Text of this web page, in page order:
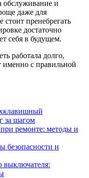
обслуживание и
даже для
пренебрегать
достаточно
себя в будущем.
работала долго,
именно с правильной
за шагом
при ремонте: методы и
безопасности и
выключателя: